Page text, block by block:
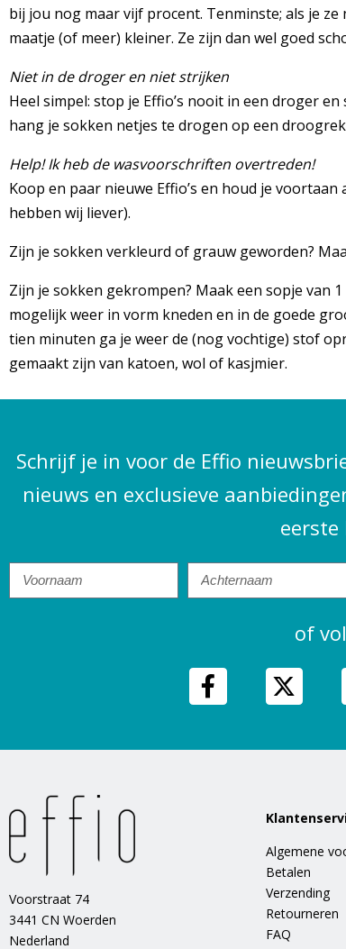
bij jou nog maar vijf procent. Tenminste; als je
maatje (of meer) kleiner. Ze zijn dan wel goed
Niet in de droger en niet strijken
Heel simpel: stop je Effio’s nooit in een droger
hang je sokken netjes te drogen op een
Help! Ik heb de wasvoorschriften overtreden!
Koop en paar nieuwe Effio’s en houd je
hebben wij liever).
Zijn je sokken verkleurd of grauw geworden?
Zijn je sokken gekrompen? Maak een sopje van
mogelijk weer in vorm kneden en in de goede
tien minuten ga je weer de (nog vochtige) stof
gemaakt zijn van katoen, wol of kasjmier.
Schrijf je in voor de Effio
nieuws en exclusieve
eerste
of
Voorstraat 74
3441 CN Woerden
Nederland
Algemene
Betalen
Verzending
Retourneren
FAQ